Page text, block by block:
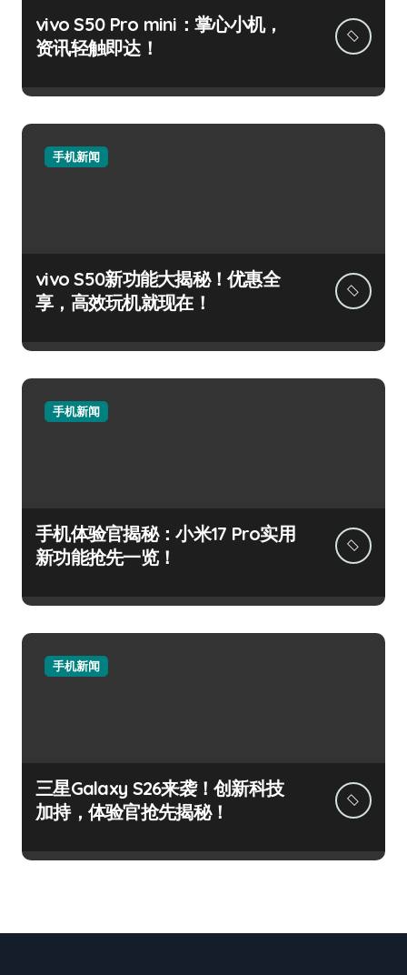
vivo S50 Pro mini：掌心小机，
资讯轻触即达！
手机新闻
vivo S50新功能大揭秘！优惠全
享，高效玩机就现在！
手机新闻
手机体验官揭秘：小米17 Pro实用
新功能抢先一览！
手机新闻
三星Galaxy S26来袭！创新科技
加持，体验官抢先揭秘！